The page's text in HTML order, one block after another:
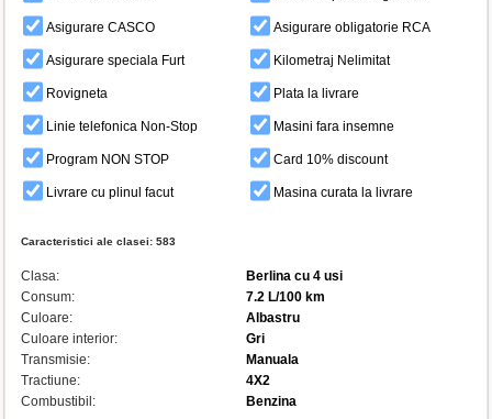
Caracteristici ale clasei: 583
Clasa:
Berlina cu 4 usi
Consum:
7.2 L/100 km
Culoare:
Albastru
Culoare interior:
Gri
Transmisie:
Manuala
Tractiune:
4X2
Combustibil:
Benzina
Asigurare CASCO Asigurare obligatorie RCA
Asigurare speciala Furt Kilometraj Nelimitat
Rovigneta Plata la livrare
Linie telefonica Non-Stop Masini fara insemne
Program NON STOP Card 10% discount
Livrare cu plinul facut Masina curata la livrare